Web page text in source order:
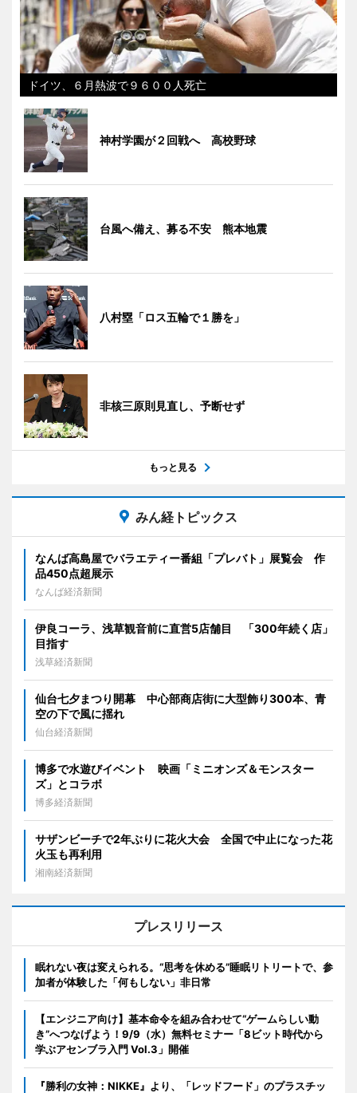
ドイツ、６月熱波で９６００人死亡
神村学園が２回戦へ 高校野球
台風へ備え、募る不安 熊本地震
八村塁「ロス五輪で１勝を」
非核三原則見直し、予断せず
もっと見る
みん経トピックス
なんば高島屋でバラエティー番組「プレバト」展覧会 作
品450点超展示
なんば経済新聞
伊良コーラ、浅草観音前に直営5店舗目 「300年続く店」
目指す
浅草経済新聞
仙台七夕まつり開幕 中心部商店街に大型飾り300本、青
空の下で風に揺れ
仙台経済新聞
博多で水遊びイベント 映画「ミニオンズ＆モンスター
ズ」とコラボ
博多経済新聞
サザンビーチで2年ぶりに花火大会 全国で中止になった花
火玉も再利用
湘南経済新聞
プレスリリース
眠れない夜は変えられる。“思考を休める”睡眠リトリートで、参
加者が体験した「何もしない」非日常
【エンジニア向け】基本命令を組み合わせて“ゲームらしい動
き”へつなげよう！9/9（水）無料セミナー「8ビット時代から
学ぶアセンブラ入門 Vol.3」開催
『勝利の女神：NIKKE』より、「レッドフード」のプラスチッ